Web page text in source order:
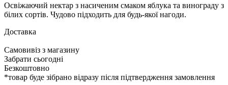
Освіжаючий нектар з насиченим смаком яблука та винограду з
білих сортів. Чудово підходить для будь-якої нагоди.
Доставка
Cамовивіз з магазину
Забрати сьогодні
Безкоштовно
*товар буде зібрано відразу після підтвердження замовлення